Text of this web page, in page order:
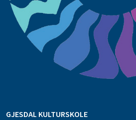
GJESDAL KULTURSKOLE